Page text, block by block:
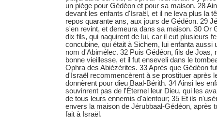
un piège pour Gédéon et pour sa maison. 28
devant les enfants d'Israël, et il ne leva plus la
repos quarante ans, aux jours de Gédéon. 29
s'en revint, et demeura dans sa maison. 30 Or
dix fils, qui naquirent de lui, car il eut plusieurs
concubine, qui était à Sichem, lui enfanta aussi
nom d'Abimélec. 32 Puis Gédéon, fils de Joas,
bonne vieillesse, et il fut enseveli dans le
Ophra des Abiézérites. 33 Après que Gédéon
d'Israël recommencèrent à se prostituer après
donnèrent pour dieu Baal-Bérith. 34 Ainsi les
souvinrent pas de l'Éternel leur Dieu, qui les
de tous leurs ennemis d'alentour; 35 Et ils
envers la maison de Jérubbaal-Gédéon, après
fait à Israël.